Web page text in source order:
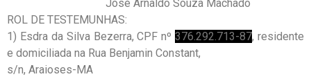
José Arnaldo Souza Machado
ROL DE TESTEMUNHAS:
1) Esdra da Silva Bezerra, CPF nº376.292.713-87, residente
e domiciliada na Rua Benjamin Constant,
s/n, Araioses-MA